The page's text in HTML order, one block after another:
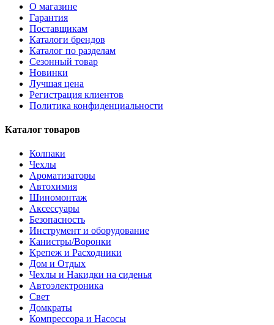
О магазине
Гарантия
Поставщикам
Каталоги брендов
Каталог по разделам
Сезонный товар
Новинки
Лучшая цена
Регистрация клиентов
Политика конфиденциальности
Каталог товаров
Колпаки
Чехлы
Ароматизаторы
Автохимия
Шиномонтаж
Аксессуары
Безопасность
Инструмент и оборудование
Канистры/Воронки
Крепеж и Расходники
Дом и Отдых
Чехлы и Накидки на сиденья
Автоэлектроника
Свет
Домкраты
Компрессора и Насосы